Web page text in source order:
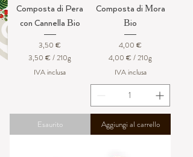
i
Composta di Pera
con Cannella Bio
Prezzo
3,50 €
3,50 € /210g
,
€
p
e
IVA inclusa
Esaurito
Composta di Mora
Bio
Prezzo
4,00 €
4,00 € /210g
,
0
€
p
e
IVA inclusa
Aggiungi al carrello